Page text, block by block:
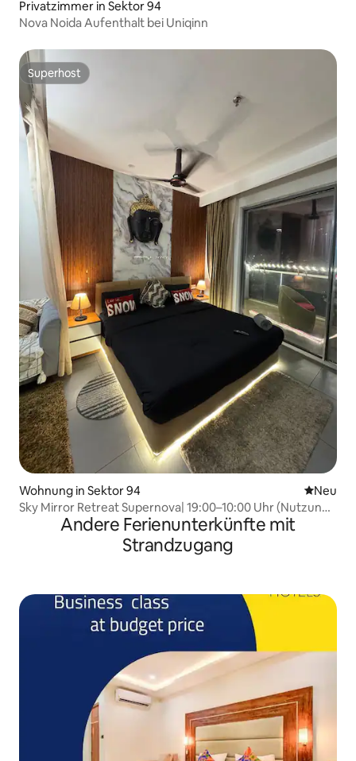
Privatzimmer in Sektor 94
Nova Noida Aufenthalt bei Uniqinn
Superhost
Superhost
Wohnung in Sektor 94 Neue
Neu
Sky Mirror Retreat Supernova| 19:00–10:00 Uhr (Nutzung
über Nacht)Andere Ferienunterkünfte mit
Strandzugang